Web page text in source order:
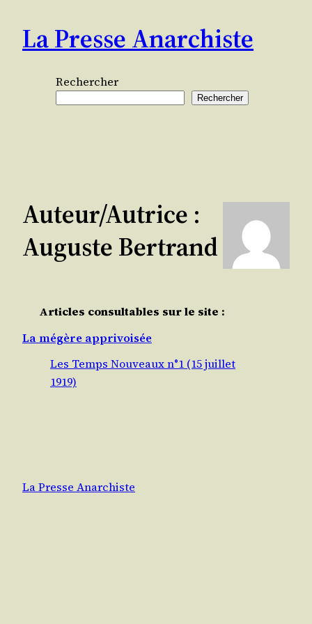
contenu
La Presse Anarchiste
Rechercher
Rechercher
Auteur/autrice :
Auguste Bertrand
Articles consultables sur le site :
La mégère apprivoisée
Les Temps Nouveaux n°1 (15 juillet
1919)
La Presse Anarchiste